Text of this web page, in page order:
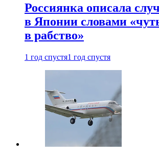
Россиянка описала
в Японии словами
в рабство»
1 год спустя1 год спустя